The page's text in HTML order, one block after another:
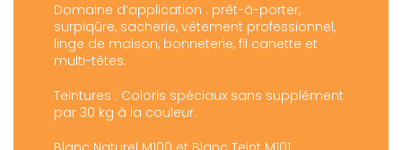
Domaine d’application : prêt-à-porter,
surpiqûre, sacherie, vêtement professionnel,
linge de maison, bonneterie, fil canette et
multi-têtes.
Teintures : Coloris spéciaux sans supplément
par 30 kg à la couleur.